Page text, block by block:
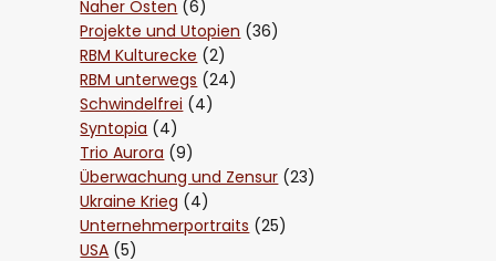
Naher Osten (6)
Projekte und Utopien (36)
RBM Kulturecke (2)
RBM unterwegs (24)
Schwindelfrei (4)
Syntopia (4)
Trio Aurora (9)
Überwachung und Zensur (23)
Ukraine Krieg (4)
Unternehmerportraits (25)
USA (5)